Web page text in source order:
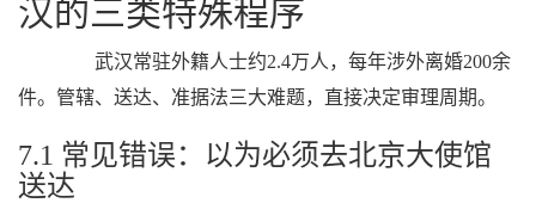
汉的三类特殊程序
武汉常驻外籍人士约2.4万人，每年涉外离婚200余
件。管辖、送达、准据法三大难题，直接决定审理周期。
7.1 常见错误：以为必须去北京大使馆
送达